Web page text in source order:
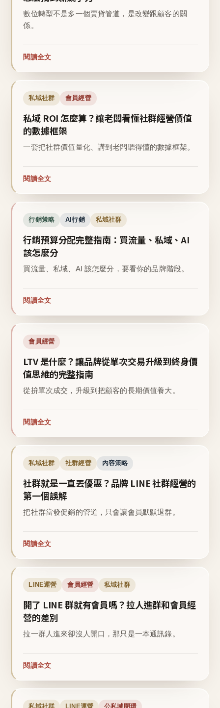
數位轉型不是多一個賣貨管道，是改變跟顧客的關
係。
閱讀全文
私域社群 會員經營
私域 ROI 怎麼算？讓老闆看懂社群經營價值
的數據框架
一套把社群價值量化、講到老闆聽得懂的數據框架。
閱讀全文
行銷策略 AI行銷 私域社群
行銷預算分配完整指南：買流量、私域、AI
該怎麼分
買流量、私域、AI 該怎麼分，要看你的品牌階段。
閱讀全文
會員經營
LTV 是什麼？讓品牌從單次交易升級到終身價
值思維的完整指南
從拚單次成交，升級到把顧客的長期價值養大。
閱讀全文
私域社群 社群經營 內容策略
社群就是一直丟優惠？品牌 LINE 社群經營的
第一個誤解
把社群當發促銷的管道，只會讓會員默默退群。
閱讀全文
LINE運營 會員經營 私域社群
開了 LINE 群就有會員嗎？拉人進群和會員經
營的差別
拉一群人進來卻沒人開口，那只是一本通訊錄。
閱讀全文